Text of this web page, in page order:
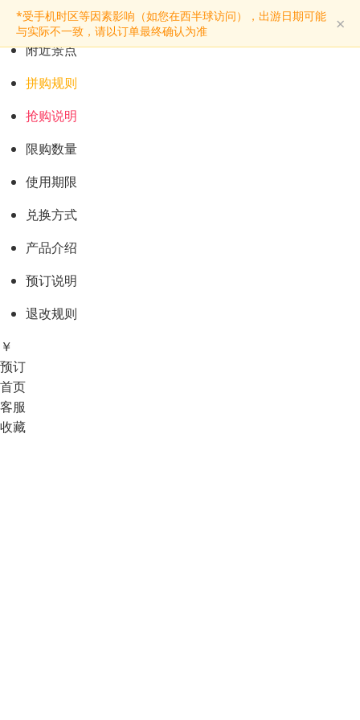
*受手机时区等因素影响（如您在西半球访问），出游日期可能
与实际不一致，请以订单最终确认为准
×
预订购票
景点介绍
附近景点
拼购规则
抢购说明
限购数量
使用期限
兑换方式
产品介绍
预订说明
退改规则
￥
预订
首页
客服
收藏